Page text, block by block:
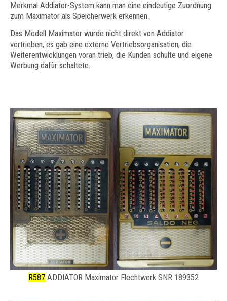
Merkmal Addiator-System kann man eine eindeutige Zuordnung
zum Maximator als Speicherwerk erkennen.
Das Modell Maximator wurde nicht direkt von Addiator
vertrieben, es gab eine externe Vertriebsorganisation, die
Weiterentwicklungen voran trieb, die Kunden schulte und eigene
Werbung dafür schaltete.
R587 ADDIATOR Maximator Flechtwerk SNR 189352